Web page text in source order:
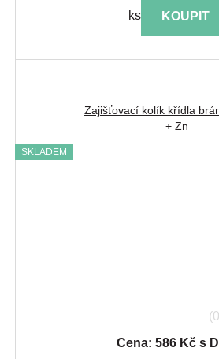
ks KOUPIT
Zajišťovací kolík křídla
+ Zn
SKLADEM
Cena: 586 Kč s